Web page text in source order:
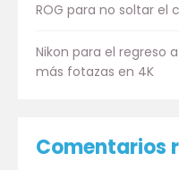
ROG para no soltar el
Nikon para el regreso
más fotazas en 4K
Comentarios